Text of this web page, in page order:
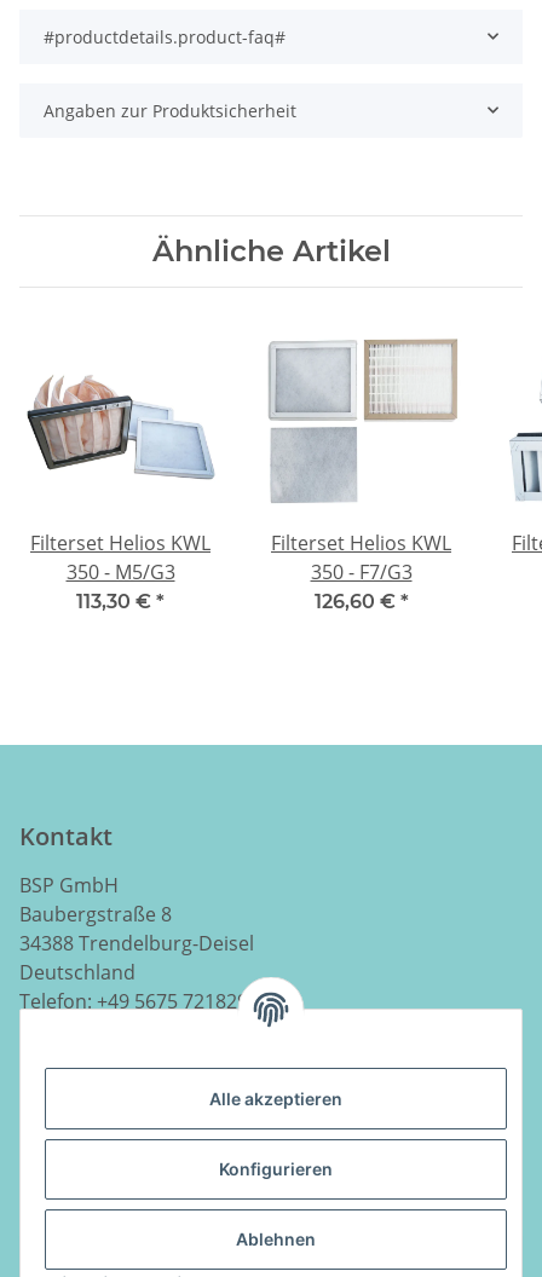
Alle akzeptieren
Konfigurieren
Ablehnen
#productdetails.product-faq#
Angaben zur Produktsicherheit
Ähnliche Artikel
Filterset Helios KWL
350 - M5/G3
113,30 € *
Filterset Helios KWL
350 - F7/G3
126,60 € *
Kontakt
BSP GmbH
Baubergstraße 8
34388 Trendelburg-Deisel
Deutschland
Telefon: +49 5675 7218290
Informationen
Gesetzliche Informationen